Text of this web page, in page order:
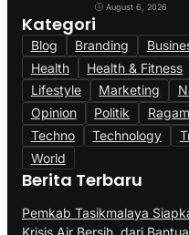
August 6, 2026
Kategori
Blog Branding
Health
Health & Fitness
Lifestyle
Marketing
Opinion
Politik Ragam
Techno
Technology
World
Berita Terbaru
Pemkab Tasikmalaya
Krisis Air Bersih, dari